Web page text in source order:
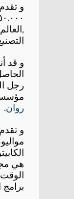
و
٢٥٠.٠٠٠ دولار تقديرا للمساهمات المشاركة في تأمين
العالم سواء كان ذلك على مشوى العذاء, العلوم الزراعية و التكنولوجيا, التغدية,
و قد
رجل
.روان
و تقدم
هي
برامج